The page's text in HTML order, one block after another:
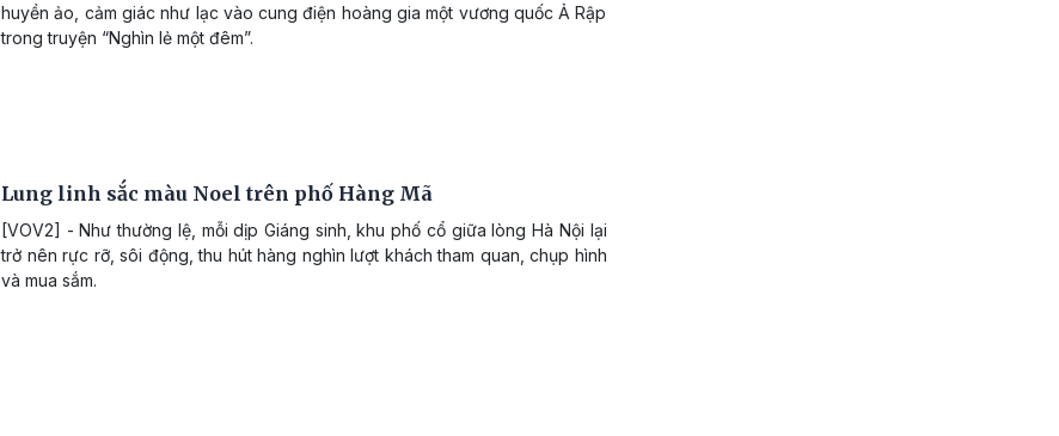
huyền ảo, cảm giác như lạc vào cung điện hoàng gia một vương quốc Ả Rập
trong truyện “Nghìn lẻ một đêm”.
Lung linh sắc màu Noel trên phố Hàng Mã
[VOV2] - Như thường lệ, mỗi dịp Giáng sinh, khu phố cổ giữa lòng Hà Nội lại
trở nên rực rỡ, sôi động, thu hút hàng nghìn lượt khách tham quan, chụp hình
và mua sắm.